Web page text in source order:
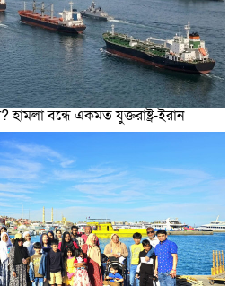
বন্ধে একমত যুক্তরাষ্ট্র-ইরান